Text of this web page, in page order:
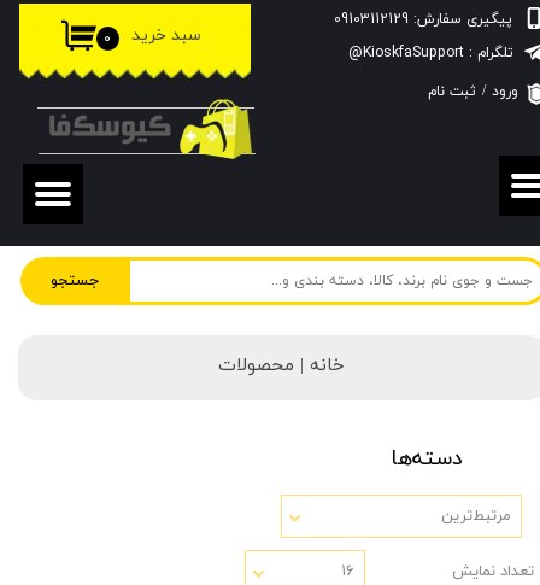
جستجو
پیگیری سفارش: 09103112129
۰ سبد خرید
ورود / ثبت نام
حساب کاربری من
تغییر گذر واژه
سفارشات
خروج از حساب کاربری
تلگرام : KioskfaSupport@
خانه | محصولات
دسته‌ها
مرتبط‌ترین
تعداد نمایش ۱۶